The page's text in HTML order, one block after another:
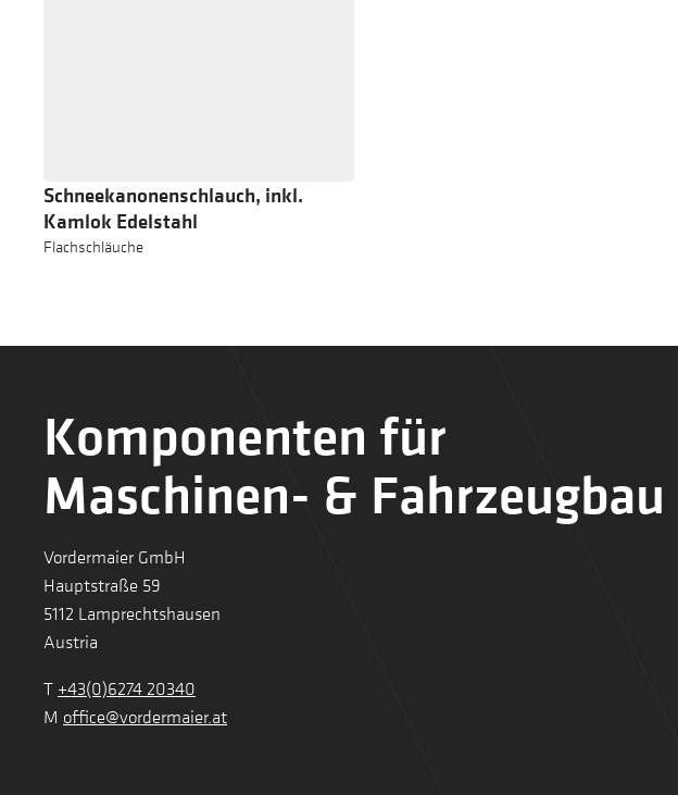
Schneekanonenschlauch, inkl.
Kamlok Edelstahl
Flachschläuche
Komponenten für
Maschinen- & Fahrzeugbau
Vordermaier GmbH
Hauptstraße 59
5112 Lamprechtshausen
Austria
T +43(0)6274 20340
M office@vordermaier.at